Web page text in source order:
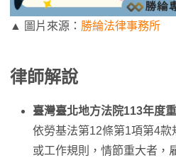
▲ 圖片來源： 勝綸法律事務所
律師解說
臺灣臺北地方法院113年度
依勞基法第12條第1項第4
或工作規則，情節重大者，